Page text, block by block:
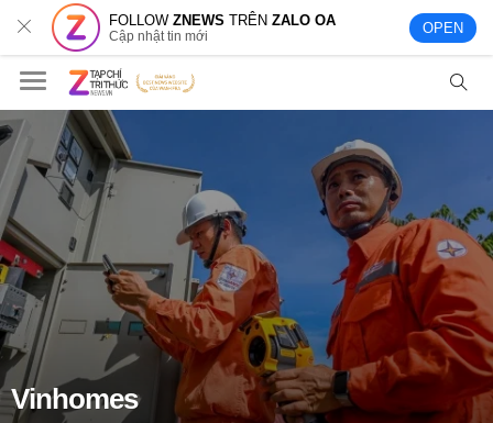
FOLLOWZNEWS TRÊNZALO OA
Cập nhật tin mới OPEN
Vinhomes